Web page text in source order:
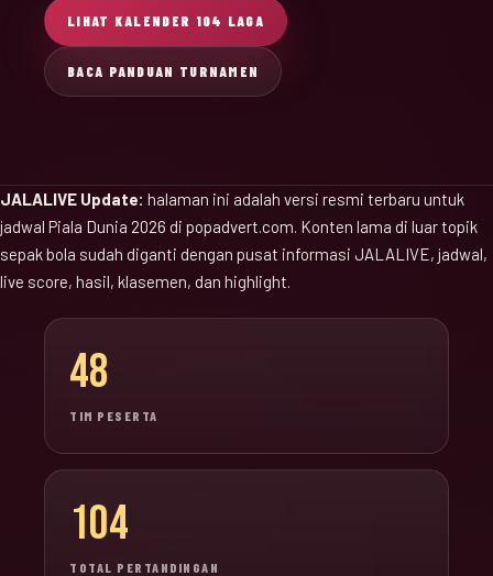
LIHAT KALENDER 104 LAGA
BACA PANDUAN TURNAMEN
JALALIVE Update: halaman ini adalah versi resmi terbaru untuk
jadwal Piala Dunia 2026 di popadvert.com. Konten lama di luar topik
sepak bola sudah diganti dengan pusat informasi JALALIVE, jadwal,
live score, hasil, klasemen, dan highlight.
48
TIM PESERTA
104
TOTAL PERTANDINGAN